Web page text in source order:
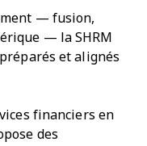
— fusion,
— la SHRM
et alignés
financiers en
des